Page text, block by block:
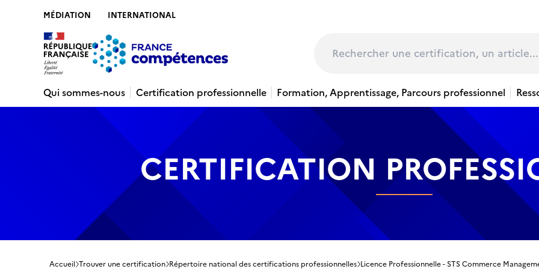
MÉDIATION INTERNATIONAL
Qui sommes-nous
Certification professionnelle Formation, Apprentissage, Parcours professionnel
CERTIFICATION
Accueil Trouver une certification Répertoire national des certifications professionnelles Licence Professionnelle - STS Commerce